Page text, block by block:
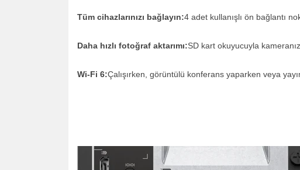
Tüm cihazlarınızı bağlayın:4 adet kullanışlı ön bağlantı
Daha hızlı fotoğraf aktarımı:SD kart okuyucuyla
Wi-Fi 6:Çalışırken, görüntülü konferans yaparken veya